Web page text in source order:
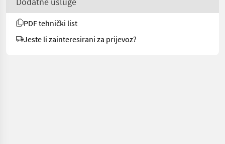
PDF tehnički list
Jeste li zainteresirani za prijevoz?